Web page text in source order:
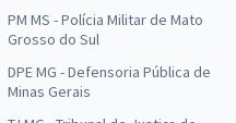
PM MS - Polícia Militar de Mato
Grosso do Sul
DPE MG - Defensoria Pública de
Minas Gerais